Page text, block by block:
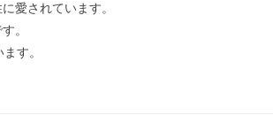
愛されています。
。
す。